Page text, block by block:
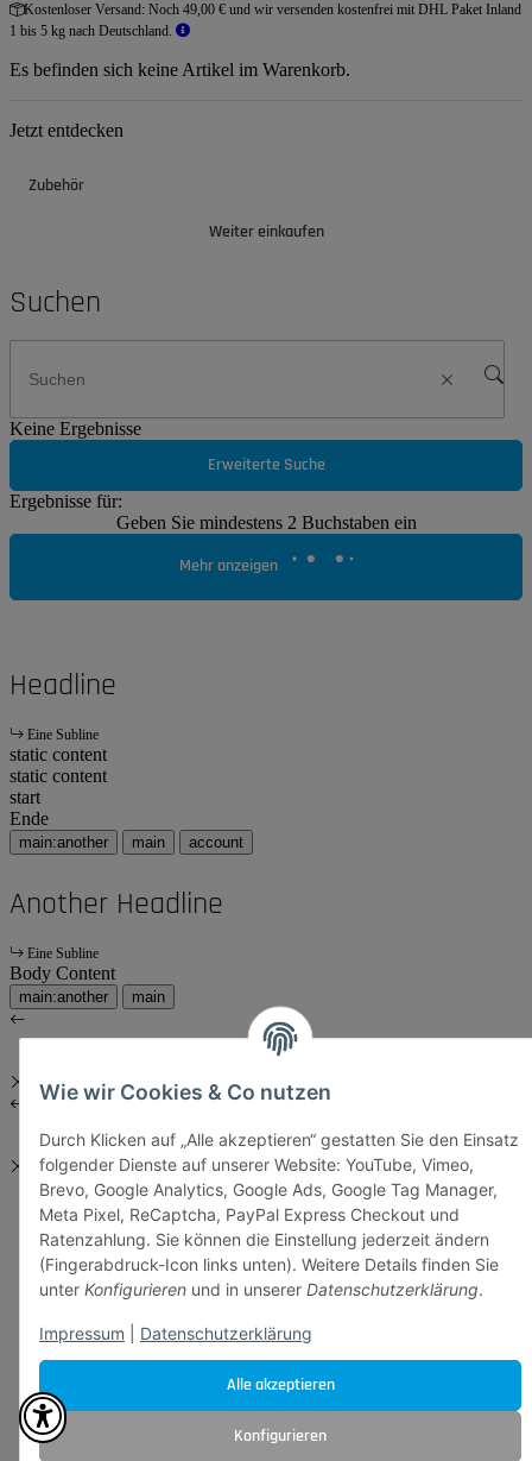
Alle akzeptieren
Konfigurieren
Wie wir Cookies & Co nutzen
Durch Klicken auf „Alle akzeptieren“ gestatten Sie den Einsatz
folgender Dienste auf unserer Website: YouTube, Vimeo,
Brevo, Google Analytics, Google Ads, Google Tag Manager,
Meta Pixel, ReCaptcha, PayPal Express Checkout und
Ratenzahlung. Sie können die Einstellung jederzeit ändern
(Fingerabdruck-Icon links unten). Weitere Details finden Sie
unter Konfigurieren und in unserer Datenschutzerklärung.
Impressum Datenschutzerklärung
Kostenloser Versand: Noch 49,00 € und wir versenden kostenfrei mit DHL Paket Inland
1 bis 5 kg nach Deutschland.
Es befinden sich keine Artikel im Warenkorb.
Jetzt entdecken
Zubehör
Weiter einkaufen
Suchen
Keine Ergebnisse
Erweiterte Suche
Ergebnisse für:
Geben Sie mindestens 2 Buchstaben ein
Mehr anzeigen
Headline
Eine Subline
static content
static content
start
Ende
main:another main account
Another Headline
Eine Subline
Body Content
main:another main